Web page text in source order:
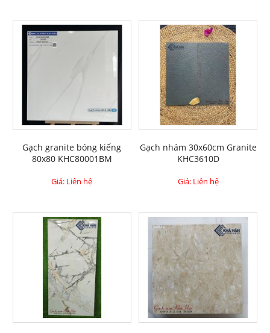
Gạch granite bóng kiếng
80x80 KHC80001BM
Giá: Liên hệ
Gạch nhám 30x60cm Granite
KHC3610D
Giá: Liên hệ